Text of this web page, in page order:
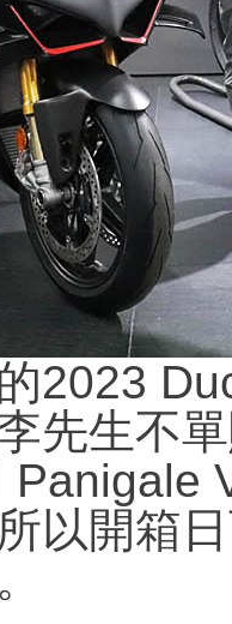
2023
先生不
Panigale
以開箱